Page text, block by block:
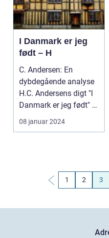
I Danmark er jeg
født – H
C. Andersen: En
dybdegående analyse
H.C. Andersens digt "I
Danmark er jeg født" er
blevet en af de ...
08 januar 2024
1 2 3